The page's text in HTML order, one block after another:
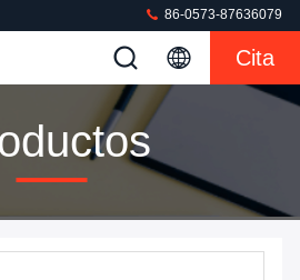
86-0573-87636079
Cita